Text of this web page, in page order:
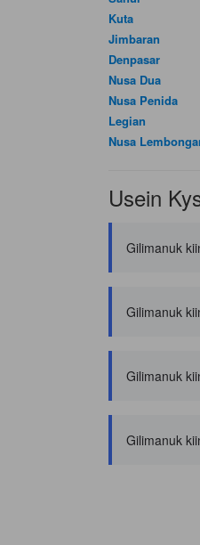
Kuta
Jimbaran
Denpasar
Nusa Dua
Nusa Penida
Legian
Nusa
Usein
Gilimanuk
Gilimanuk
Gilimanuk
Gilimanuk